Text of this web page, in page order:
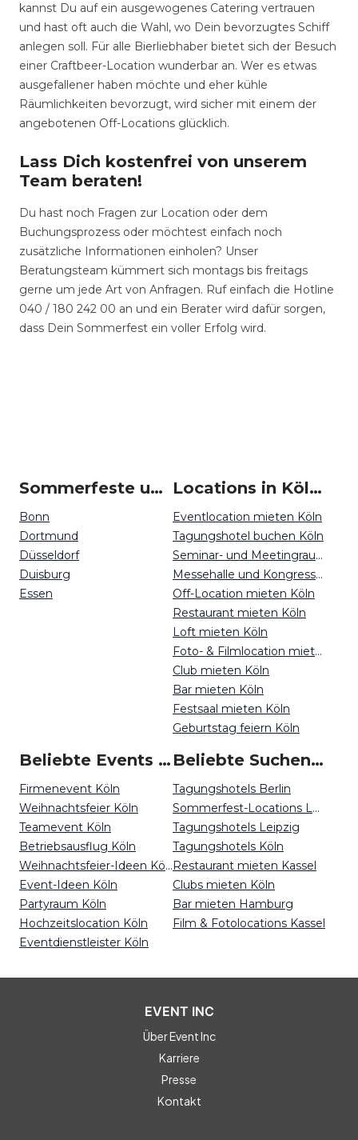
kannst Du auf ein ausgewogenes Catering vertrauen
und hast oft auch die Wahl, wo Dein bevorzugtes Schiff
anlegen soll. Für alle Bierliebhaber bietet sich der Besuch
einer Craftbeer-Location wunderbar an. Wer es etwas
ausgefallener haben möchte und eher kühle
Räumlichkeiten bevorzugt, wird sicher mit einem der
angebotenen Off-Locations glücklich.
Lass Dich kostenfrei von unserem
Team beraten!
Du hast noch Fragen zur Location oder dem
Buchungsprozess oder möchtest einfach noch
zusätzliche Informationen einholen? Unser
Beratungsteam kümmert sich montags bis freitags
gerne um jede Art von Anfragen. Ruf einfach die Hotline
040 / 180 242 00 an und ein Berater wird dafür sorgen,
dass Dein Sommerfest ein voller Erfolg wird.
Sommerfeste um Köln
Bonn
Dortmund
Düsseldorf
Duisburg
Essen
Locations in Köln mieten
Eventlocation mieten Köln
Tagungshotel buchen Köln
Seminar- und Meetingraum mieten Köln
Messehalle und Kongresszentrum mieten Köln
Off-Location mieten Köln
Restaurant mieten Köln
Loft mieten Köln
Foto- & Filmlocation mieten Köln
Club mieten Köln
Bar mieten Köln
Festsaal mieten Köln
Geburtstag feiern Köln
Beliebte Events in Köln
Firmenevent Köln
Weihnachtsfeier Köln
Teamevent Köln
Betriebsausflug Köln
Weihnachtsfeier-Ideen Köln
Event-Ideen Köln
Partyraum Köln
Hochzeitslocation Köln
Eventdienstleister Köln
Beliebte Suchen auf Event Inc
Tagungshotels Berlin
Sommerfest-Locations Leipzig
Tagungshotels Leipzig
Tagungshotels Köln
Restaurant mieten Kassel
Clubs mieten Köln
Bar mieten Hamburg
Film & Fotolocations Kassel
EVENT INC
Über Event Inc
Karriere
Presse
Kontakt